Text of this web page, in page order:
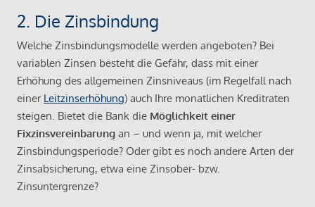
2. Die Zinsbindung
Welche Zinsbindungsmodelle werden angeboten? Bei
variablen Zinsen besteht die Gefahr, dass mit einer
Erhöhung des allgemeinen Zinsniveaus (im Regelfall nach
einer Leitzinserhöhung) auch Ihre monatlichen Kreditraten
steigen. Bietet die Bank die Möglichkeit einer
Fixzinsvereinbarung an – und wenn ja, mit welcher
Zinsbindungsperiode? Oder gibt es noch andere Arten der
Zinsabsicherung, etwa eine Zinsober- bzw.
Zinsuntergrenze?